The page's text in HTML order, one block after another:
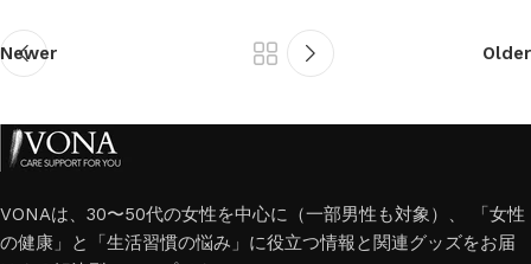
Newer Older
VONAは、30〜50代の女性を中心に（一部男性も対象）、 「女性
の健康」と「生活習慣の悩み」に役立つ情報と関連グッズをお届